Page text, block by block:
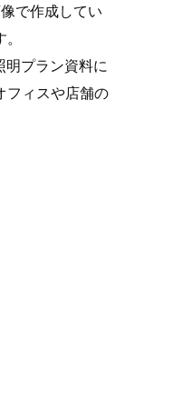
で作成してい
プラン資料に
フィスや店舗の